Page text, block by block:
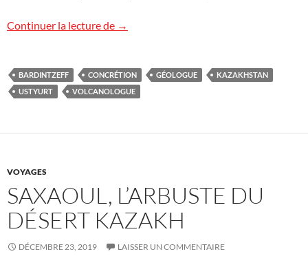
Continuer la lecture de Le boulier minéral du plateau d’Ustyurt,
→
BARDINTZEFF CONCRÉTION GÉOLOGUE
KAZAKHSTAN
USTYURT
VOLCANOLOGUE
VOYAGES
SAXAOUL, L’ARBUSTE DU
DÉSERT KAZAKH
DÉCEMBRE 23, 2019 LAISSER UN COMMENTAIRE